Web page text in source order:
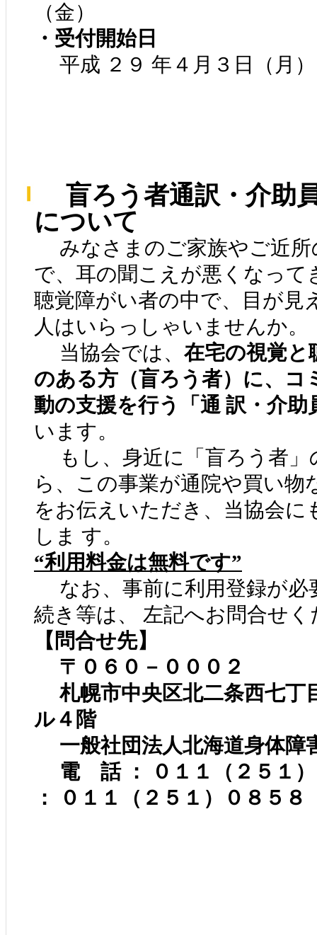
（金）
・受付開始日
平成 ２９ 年４月３日（月）
盲ろう者通訳・介助
について
みなさまのご家族やご近所
で、耳の聞こえが悪くなって
聴覚障がい者の中で、目が見
人はいらっしゃいませんか。
当協会では、 在宅の視覚と
のある方（盲ろう者）に、コ
動の支援を行う「通 訳・介助
います。
もし、身近に「盲ろう者」
ら、この事業が通院や買い物
をお伝えいただき、当協会に
しま す。
“利用料金は無料です”
なお、事前に利用登録が必
続き等は、 左記へお問合せく
【問合せ先】
〒０６０－０００２
札幌市中央区北二条西七丁
ル４階
一般社団法人北海道身体障
電 話 ： ０１１（２５１
： ０１１（２５１）０８５８